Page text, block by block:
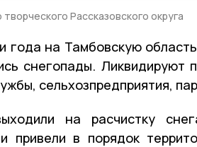
Рассказовского округа
года на Тамбовскую
снегопады. Ликвидируют
сельхозпредприятия,
на расчистку
привели в порядок